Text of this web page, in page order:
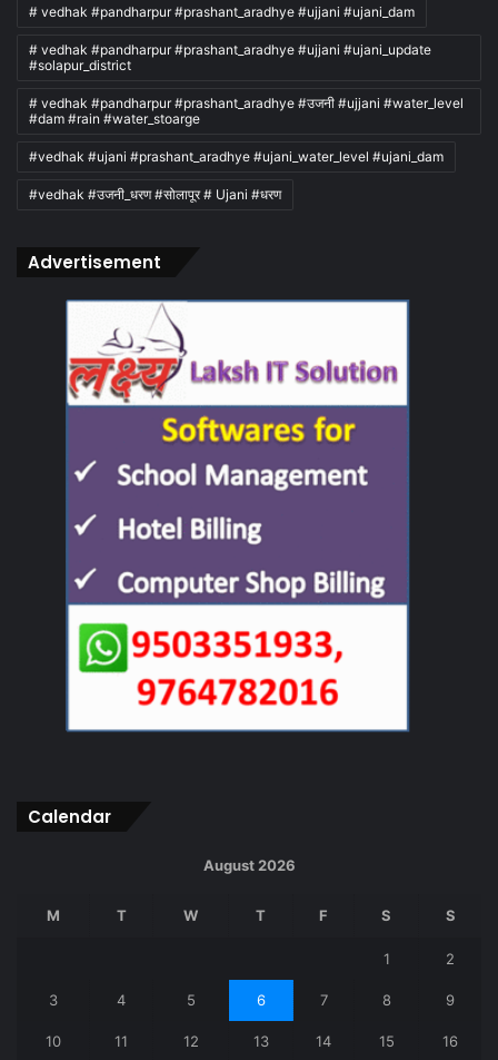
# vedhak #pandharpur #prashant_aradhye #ujjani #ujani_dam
# vedhak #pandharpur #prashant_aradhye #ujjani #ujani_update
#solapur_district
# vedhak #pandharpur #prashant_aradhye #उजनी #ujjani #water_level
#dam #rain #water_stoarge
#vedhak #ujani #prashant_aradhye #ujani_water_level #ujani_dam
#vedhak #उजनी_धरण #सोलापूर # Ujani #धरण
Advertisement
Calendar
August 2026
M T W T F S S
1 2
3 4 5 6 7 8 9
10 11 12 13 14 15 16